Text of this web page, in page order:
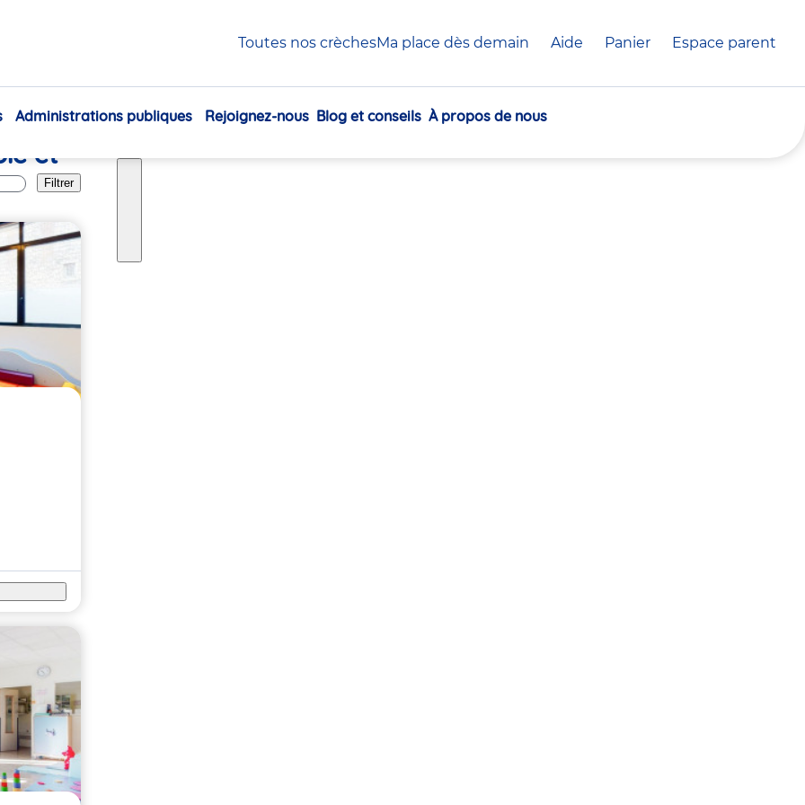
Toutes nos crèchesMa place dès demain Aide Panier crèche(s)
Espace parent
Navigation
Administrations publiques Rejoignez-nous Blog et conseils À propos de nous
Filtrer
et
30
30